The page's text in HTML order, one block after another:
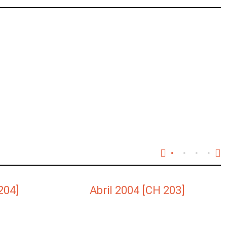
Abril 2004 [CH 203]